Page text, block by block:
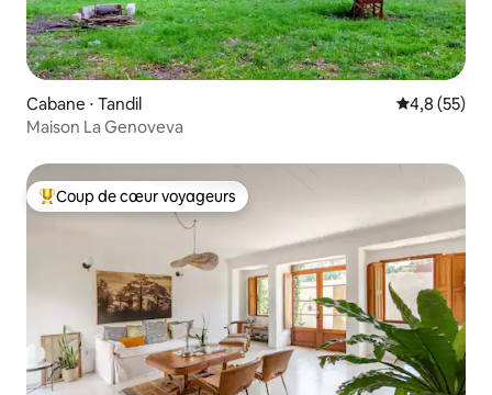
Cabane ⋅ Tandil Évaluation
4,8 (55)
Maison La Genoveva
Coups de cœur voyageurs les plus appréciés
Coup de cœur voyageurs